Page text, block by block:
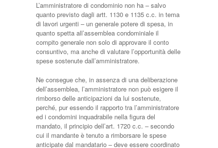
L’amministratore di condominio non ha – salvo
quanto previsto dagli artt. 1130 e 1135 c.c. in tema
di lavori urgenti – un generale potere di spesa, in
quanto spetta all’assemblea condominiale il
compito generale non solo di approvare il conto
consuntivo, ma anche di valutare l’opportunità delle
spese sostenute dall’amministratore.
Ne consegue che, in assenza di una deliberazione
dell’assemblea, l’amministratore non può esigere il
rimborso delle anticipazioni da lui sostenute,
perché, pur essendo il rapporto tra l’amministratore
ed i condomini inquadrabile nella figura del
mandato, il principio dell’art. 1720 c.c. – secondo
cui il mandante è tenuto a rimborsare le spese
anticipate dal mandatario – deve essere coordinato